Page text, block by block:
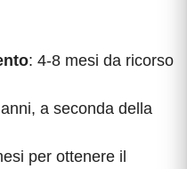
: 4-8 mesi da ricorso
a seconda della
per ottenere il